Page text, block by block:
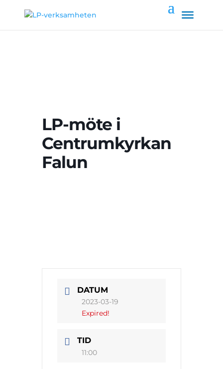
LP-möte i
Centrumkyrkan
Falun
DATUM
2023-03-19
Expired!
TID
11:00